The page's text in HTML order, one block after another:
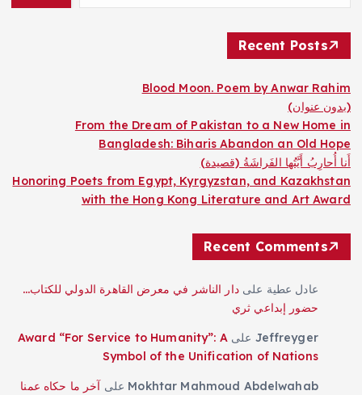
Recent Posts
Blood Moon. Poem by Anwar Rahim
(بدون عنوان)
From the Dream of Pakistan to a New Home in
Bangladesh: Biharis Abandon an Old Hope
أَنا أُحارِبُ أَيَّتُها الفَراشَةُ (قصيدة)
Honoring Poets from Egypt, Kyrgyzstan, and Kazakhstan
with the Hong Kong Literature and Art Award
Recent Comments
عادل عطية علىدار الناشر في معرض القاهرة الدولي للكتاب…
حضور إبداعي ثري
Jeffreyger علىAward “For Service to Humanity”: A
Symbol of the Unification of Nations
Mokhtar Mahmoud Abdelwahab على آخر ما حكاه عمنا